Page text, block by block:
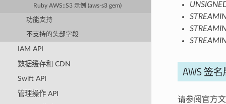
Ruby AWS::S3 示例 (aws-s3 gem)
功能支持
不支持的头部字段
IAM API
数据缓存和 CDN
Swift API
管理操作 API
AWS 签
请参阅官方